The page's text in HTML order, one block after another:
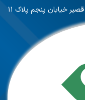
خیابان پنجم پلاک ۱۱